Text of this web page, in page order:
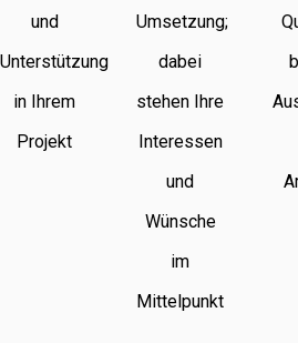
und
Unterstützung
in Ihrem
Projekt
Umsetzung;
dabei
stehen Ihre
Interessen
und
Wünsche
im
Mittelpunkt